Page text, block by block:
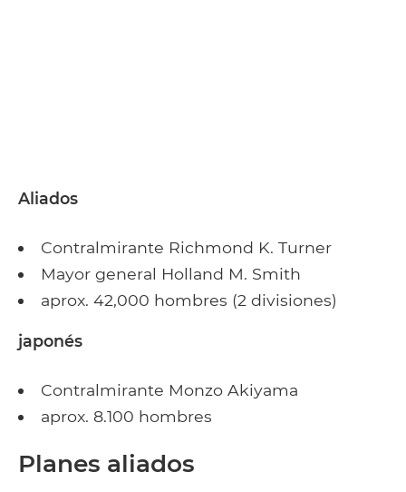
Aliados
Contralmirante Richmond K. Turner
Mayor general Holland M. Smith
aprox. 42,000 hombres (2 divisiones)
japonés
Contralmirante Monzo Akiyama
aprox. 8.100 hombres
Planes aliados